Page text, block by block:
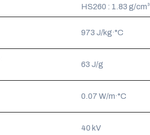
HS260 : 1.83 g/cm³
973 J/kg·°C
63 J/g
0.07 W/m·°C
40 kV